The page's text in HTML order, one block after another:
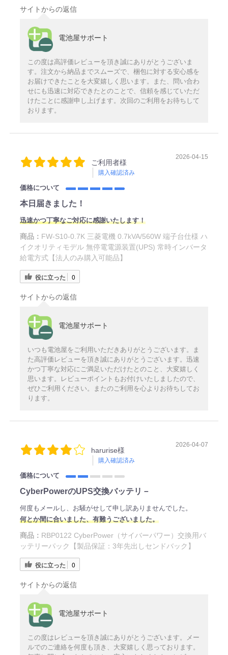
サイトからの返信
電池屋サポート
この度は高評価レビューを頂き誠にありがとうございま
す。注文から納品までスムーズで、梱包に対する安心感を
お届けできたことを大変嬉しく思います。また、問い合わ
せにも迅速に対応できたとのことで、信頼を感じていただ
けたことに感謝申し上げます。次回のご利用をお待ちして
おります。
ご利用者様
購入確認済み
2026-04-15
価格について
本日届きました！
迅速かつ丁寧なご対応に感謝いたします！
商品： FW-S10-0.7K 三菱電機 0.7kVA/560W 端子台仕様 ハ
イクオリティモデル 無停電電源装置(UPS) 常時インバータ
給電方式【法人のみ購入可能品】
役に立った 0
サイトからの返信
電池屋サポート
いつも電池屋をご利用いただきありがとうございます。ま
た高評価レビューを頂き誠にありがとうございます。迅速
かつ丁寧な対応にご満足いただけたとのこと、大変嬉しく
思います。レビューポイントもお付けいたしましたので、
ぜひご利用ください。またのご利用を心よりお待ちしてお
ります。
harurise様
購入確認済み
2026-04-07
価格について
CyberPowerのUPS交換バッテリ－
何度もメールし、お騒がせして申し訳ありませんでした。
何とか間に合いました、有難うございました。
商品： RBP0122 CyberPower（サイバーパワー）交換用バ
ッテリーパック【製品保証：3年先出しセンドバック】
役に立った 0
サイトからの返信
電池屋サポート
この度はレビューを頂き誠にありがとうございます。メー
ルでのご連絡を何度も頂き、大変嬉しく思っております。